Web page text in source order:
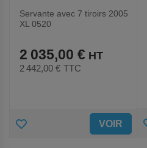
Servante avec 7 tiroirs 2005
XL 0520
2 035,00 €
2 442,00 € TTC
AJOUTER VOIR